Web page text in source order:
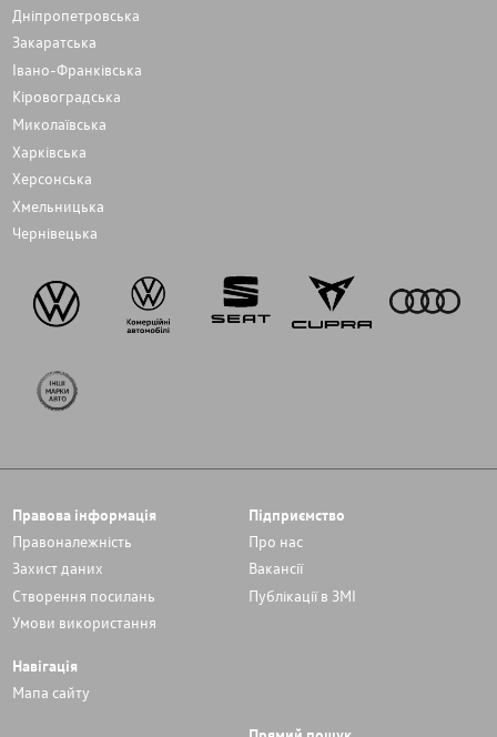
Дніпропетровська
Закаратська
Івано-Франківська
Кіровоградська
Миколаївська
Харківська
Херсонська
Хмельницька
Чернівецька
Правова інформація
Правоналежність
Захист даних
Cтворення посилань
Умови використання
Підприємство
Про нас
Вакансії
Публікації в ЗМІ
Навігація
Мапа сайту